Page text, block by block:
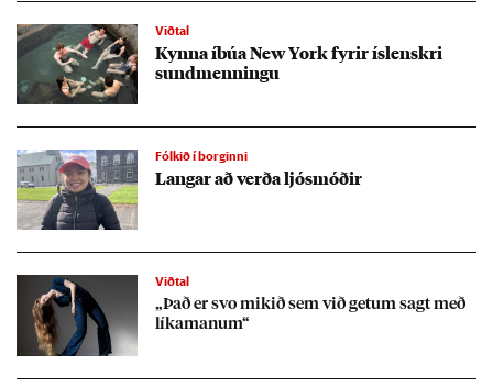
Viðtal
Kynna íbúa New York fyr­ir ís­lenskri
sund­menn­ingu
Fólkið í borginni
Lang­ar að verða ljós­móð­ir
Viðtal
„Það er svo mik­ið sem við get­um sagt með
lík­am­an­um“